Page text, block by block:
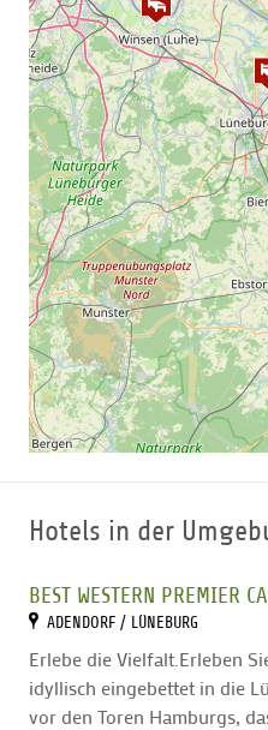
*= wir akzeptieren Hamburg
Guide, Köllen Golfführer,
Card SH
Sportlich gesehen ist das
Grambek vielfältig. Zwei
Anfängern und Spielern
gesetzten Ziele zu
gilt der Förderung des
Kinder- und Jugendtraining
Eine Driving-Range sowie
Übungsgelände liegen in
Clubhauses. Zur
zur Förderung des
Wettspiele veranstaltet.
Mo-Fr. 09:00-17:00 Uhr
Öffnungszeiten in den
Mo-Sa. 10:00-14:00 Uhr
Hotels in der
BEST WESTERN PREMIER
ADENDORF / LÜNEBURG
Erlebe die Vielfalt.Erleben
idyllisch eingebettet in die
vor den Toren Hamburgs,